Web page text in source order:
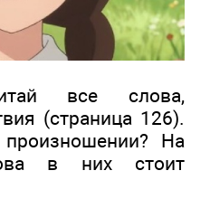
все слова,
(страница 126).
На
в них стоит